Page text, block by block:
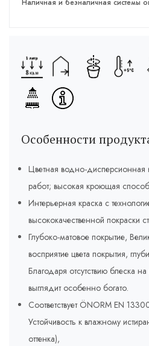
Наличная и безналичная системы
Особенности
Цветная водно-дисперсионная
работ; высокая кроющая
Интерьерная краска с
высококачественной покраски
Глубоко-матовое покрытие,
восприятие цвета покрытия,
Благодаря отсутствию блеска
выглядит особенно богато.
Соответствует ÖNORM EN
Устойчивость к влажному
оттенка),